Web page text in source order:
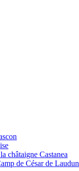
châtaigne Castanea
de César de Laudun